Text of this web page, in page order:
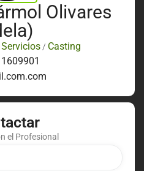
Olivares
Servicios/ Casting
el Profesional